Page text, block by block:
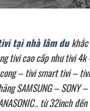
tại nhà lâm du
tivi cao cấp như tivi
– tivi smart tivi –
SAMSUNG – SONY
từ 32inch